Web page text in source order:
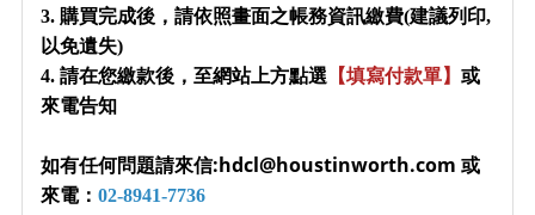
3. 購買完成後，請依照畫面之帳務資訊繳費(建議列印,
以免遺失)
4. 請在您繳款後，至網站上方點選 【填寫付款單】 或
來電告知
如有任何問題請來信:hdcl@houstinworth.com 或
來電： 02-8941-7736